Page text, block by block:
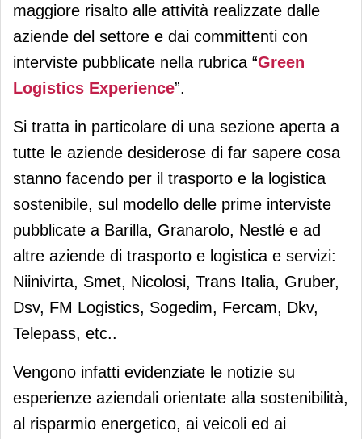
maggiore risalto alle attività realizzate dalle
aziende del settore e dai committenti con
interviste pubblicate nella rubrica “Green
Logistics Experience”.
Si tratta in particolare di una sezione aperta a
tutte le aziende desiderose di far sapere cosa
stanno facendo per il trasporto e la logistica
sostenibile, sul modello delle prime interviste
pubblicate a Barilla, Granarolo, Nestlé e ad
altre aziende di trasporto e logistica e servizi:
Niinivirta, Smet, Nicolosi, Trans Italia, Gruber,
Dsv, FM Logistics, Sogedim, Fercam, Dkv,
Telepass, etc..
Vengono infatti evidenziate le notizie su
esperienze aziendali orientate alla sostenibilità,
al risparmio energetico, ai veicoli ed ai